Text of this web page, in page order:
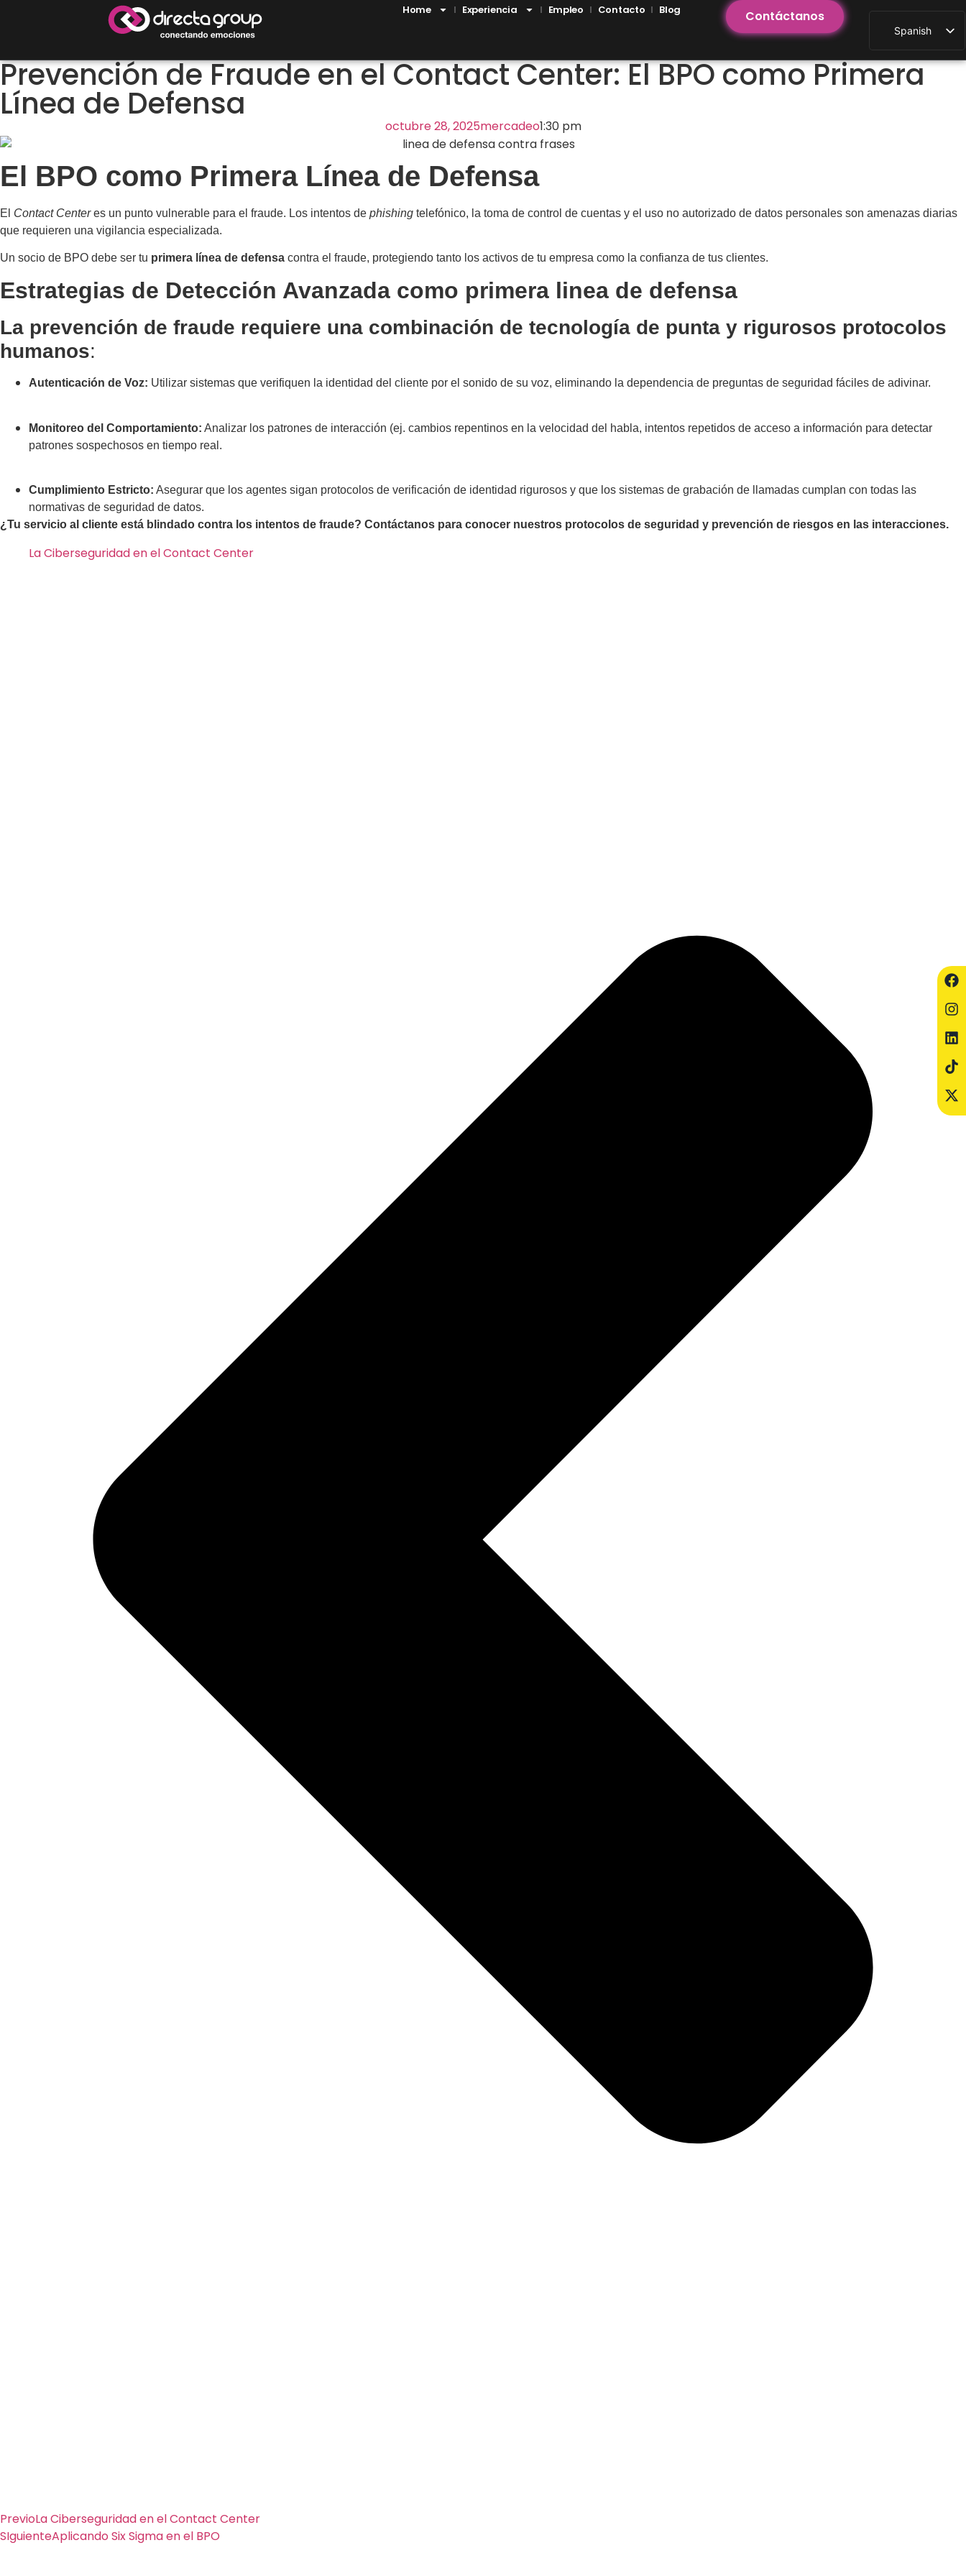
Contáctanos
Spanish
Home Experiencia Empleo Contacto Blog
Prevención de Fraude en el Contact Center: El BPO como Primera
Línea de Defensa
octubre 28, 2025mercadeo1:30 pm
El BPO como Primera Línea de Defensa
El Contact Centeres un punto vulnerable para el fraude. Los intentos de phishing telefónico, la toma de control de cuentas y el uso no autorizado de datos personales son amenazas diarias
que requieren una vigilancia especializada.
Un socio de BPO debe ser tu primera línea de defensa contra el fraude, protegiendo tanto los activos de tu empresa como la confianza de tus clientes.
Estrategias de Detección Avanzada como primera linea de defensa
La prevención de fraude requiere una combinación de tecnología de punta y rigurosos protocolos
humanos:
Autenticación de Voz: Utilizar sistemas que verifiquen la identidad del cliente por el sonido de su voz, eliminando la dependencia de preguntas de seguridad fáciles de adivinar.
Monitoreo del Comportamiento: Analizar los patrones de interacción (ej. cambios repentinos en la velocidad del habla, intentos repetidos de acceso a información para detectar
patrones sospechosos en tiempo real.
Cumplimiento Estricto: Asegurar que los agentes sigan protocolos de verificación de identidad rigurosos y que los sistemas de grabación de llamadas cumplan con todas las
normativas de seguridad de datos.
¿Tu servicio al cliente está blindado contra los intentos de fraude? Contáctanos para conocer nuestros protocolos de seguridad y prevención de riesgos en las interacciones.
La Ciberseguridad en el Contact Center
PrevioLa Ciberseguridad en el Contact Center
SIguienteAplicando Six Sigma en el BPO